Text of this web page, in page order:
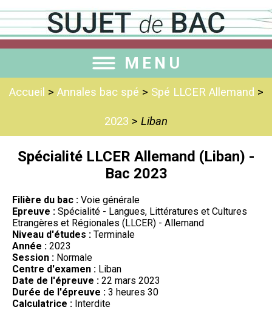
MENU
Accueil > Annales bac spé > Spé LLCER Allemand >
2023 > Liban
Spécialité LLCER Allemand (Liban) -
Bac 2023
Filière du bac : Voie générale
Epreuve : Spécialité - Langues, Littératures et Cultures
Etrangères et Régionales (LLCER) - Allemand
Niveau d'études : Terminale
Année : 2023
Session : Normale
Centre d'examen : Liban
Date de l'épreuve : 22 mars 2023
Durée de l'épreuve : 3 heures 30
Calculatrice : Interdite